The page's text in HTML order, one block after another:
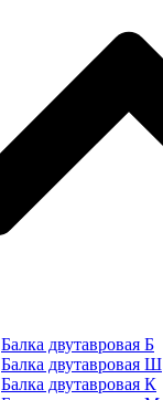
Балка двутавровая Б
Балка двутавровая Ш
Балка двутавровая К